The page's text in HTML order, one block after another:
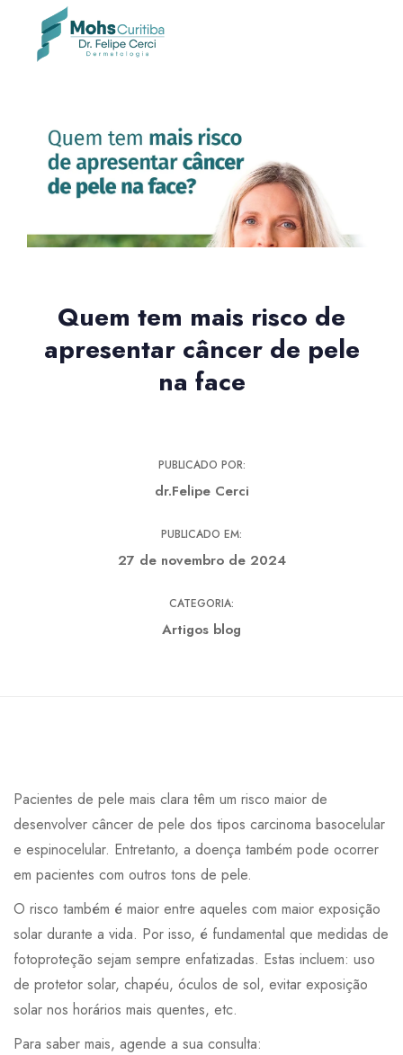
Quem tem mais risco de
apresentar câncer de pele
na face
PUBLICADO POR:
dr.Felipe Cerci
PUBLICADO EM:
27 de novembro de 2024
CATEGORIA:
Artigos blog
Pacientes de pele mais clara têm um risco maior de
desenvolver câncer de pele dos tipos carcinoma basocelular
e espinocelular. Entretanto, a doença também pode ocorrer
em pacientes com outros tons de pele.
O risco também é maior entre aqueles com maior exposição
solar durante a vida. Por isso, é fundamental que medidas de
fotoproteção sejam sempre enfatizadas. Estas incluem: uso
de protetor solar, chapéu, óculos de sol, evitar exposição
solar nos horários mais quentes, etc.
Para saber mais, agende a sua consulta: